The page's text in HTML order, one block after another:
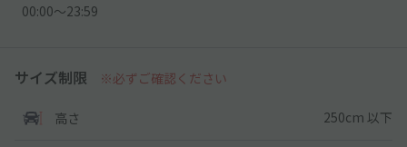
00:00〜23:59
サイズ制限 ※必ずご確認ください
高さ 250cm 以下